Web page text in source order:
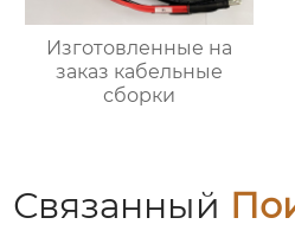
Изготовленные на
заказ кабельные
сборки
Связанный